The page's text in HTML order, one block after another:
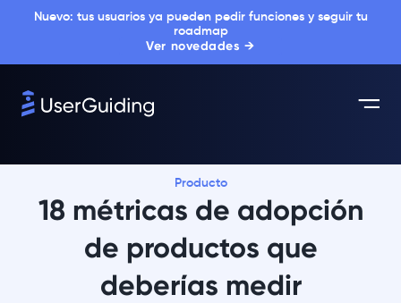
Nuevo: tus usuarios ya pueden pedir funciones y seguir tu
roadmap
Ver novedades →
Producto
18 métricas de adopción
de productos que
deberías medir